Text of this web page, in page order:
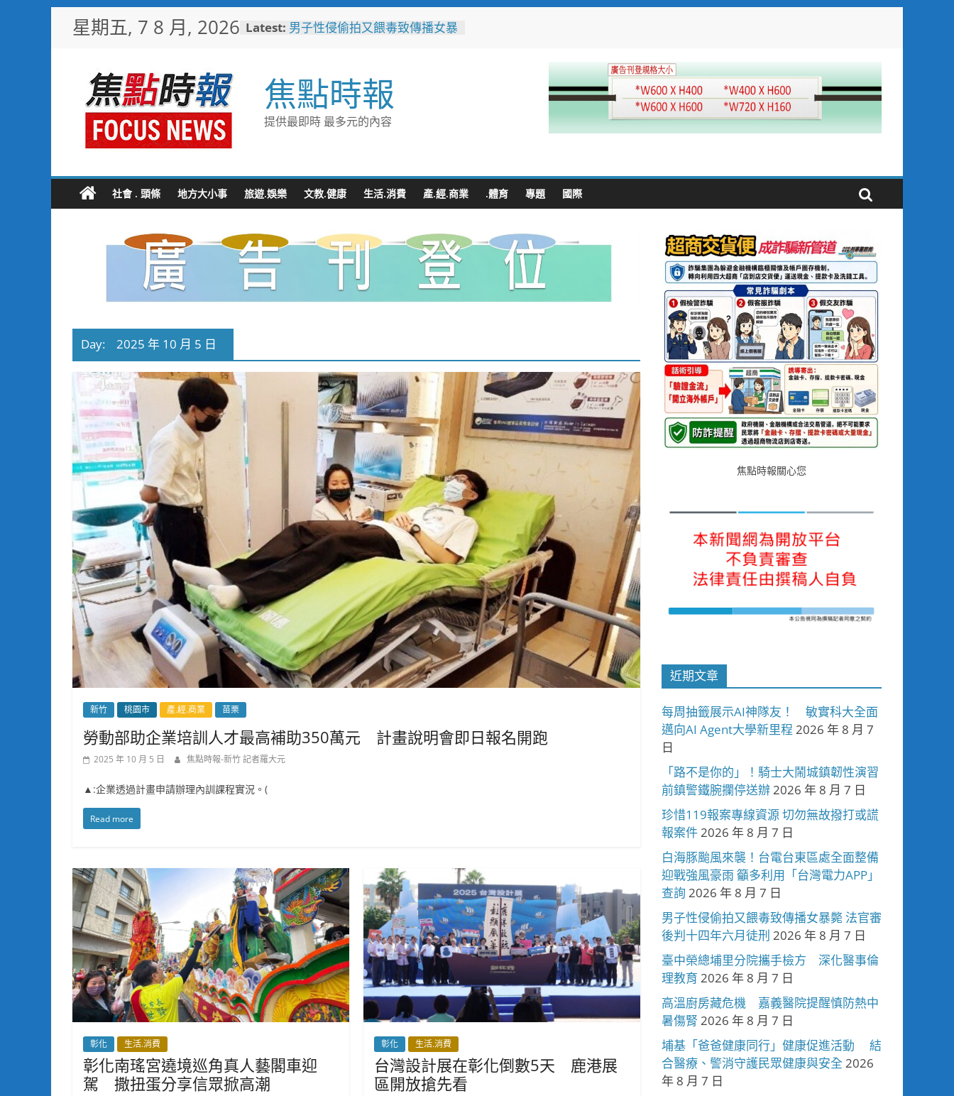
星期五, 7 8 月, 2026 Latest: 男子性侵偷拍又餵毒致傳播女暴
程
「路不是你的」！騎士大鬧城鎮
韌性演習 前鎮警鐵腕攔停送辦
珍惜119報案專線資源 切勿無故
用「台灣電力APP」查詢
焦點時報
提供最即時 最多元的內容
社會 . 頭條 地方大小事 旅遊.娛樂 文教.健康 生活.消費 產.經.商業 .體育 專題 國際
Day: 2025 年 10 月 5 日
新竹 桃園市 產.經.商業 苗栗
勞動部助企業培訓人才最高補助350萬元 計畫說明會即日報名開跑
2025 年 10 月 5 日 焦點時報-新竹 記者羅大元
▲:企業透過計畫申請辦理內訓課程實況。(
Read more
彰化 生活.消費
彰化南瑤宮遶境巡角真人藝閣車迎
駕 撒扭蛋分享信眾掀高潮
彰化 生活.消費
台灣設計展在彰化倒數5天 鹿港展
區開放搶先看
焦點時報關心您
近期文章
每周抽籤展示AI神隊友！ 敏實科大全面
邁向AI Agent大學新里程 2026 年 8 月 7
日
「路不是你的」！騎士大鬧城鎮韌性演習
前鎮警鐵腕攔停送辦2026 年 8 月 7 日
珍惜119報案專線資源 切勿無故撥打或謊
報案件2026 年 8 月 7 日
白海豚颱風來襲！台電台東區處全面整備
迎戰強風豪雨 籲多利用「台灣電力APP」
查詢 2026 年 8 月 7 日
男子性侵偷拍又餵毒致傳播女暴斃 法官審
後判十四年六月徒刑 2026 年 8 月 7 日
臺中榮總埔里分院攜手檢方 深化醫事倫
理教育 2026 年 8 月 7 日
高溫廚房藏危機 嘉義醫院提醒慎防熱中
暑傷腎 2026 年 8 月 7 日
埔基「爸爸健康同行」健康促進活動 結
合醫療、警消守護民眾健康與安全 2026
年 8 月 7 日